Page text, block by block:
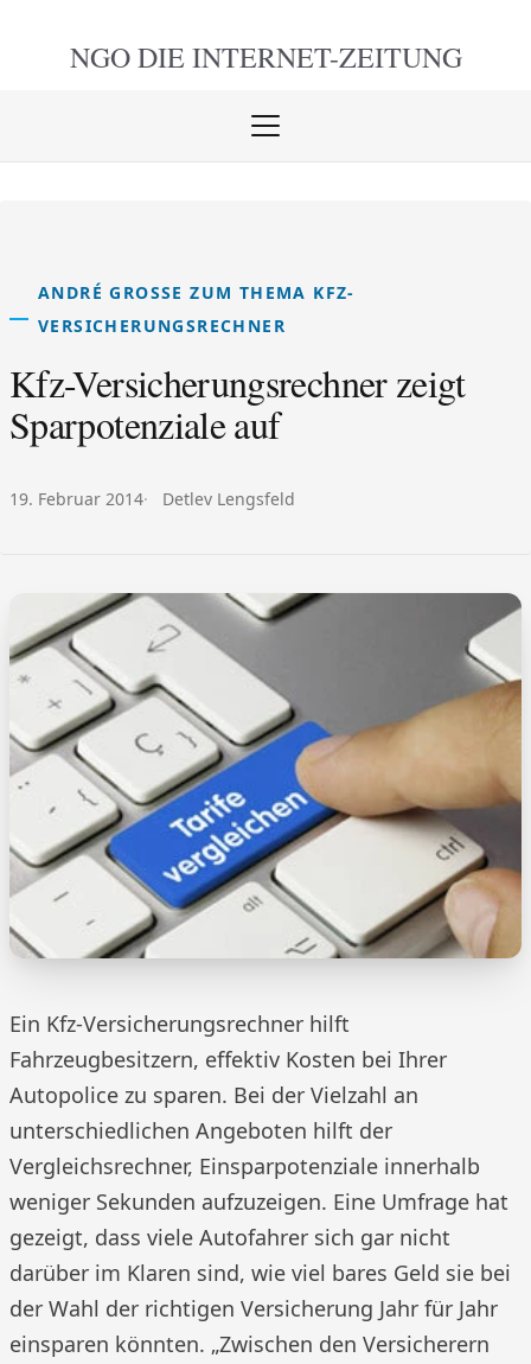
NGO DIE INTERNET-ZEITUNG
Menü
ANDRÉ GROSSE ZUM THEMA KFZ-V
ERSICHERUNGSRECHNER
Kfz-Versicherungsrechner zeigt
Sparpotenziale auf
Veröffentlicht am:
19. Februar 2014 Autor:
Detlev Lengsfeld
Ein Kfz-Versicherungsrechner hilft
Fahrzeugbesitzern, effektiv Kosten bei Ihrer
Autopolice zu sparen. Bei der Vielzahl an
unterschiedlichen Angeboten hilft der
Vergleichsrechner, Einsparpotenziale innerhalb
weniger Sekunden aufzuzeigen. Eine Umfrage hat
gezeigt, dass viele Autofahrer sich gar nicht
darüber im Klaren sind, wie viel bares Geld sie bei
der Wahl der richtigen Versicherung Jahr für Jahr
einsparen könnten. „Zwischen den Versicherern